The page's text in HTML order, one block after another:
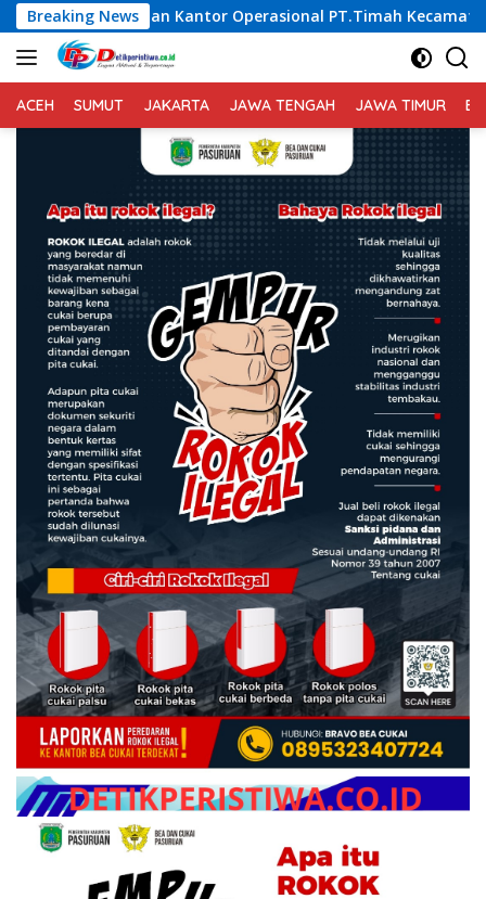
Langsung
ke
konten
Breaking News
Operasional PT.Timah Kecamatan Gantung. Saka
ACEH SUMUT JAKARTA JAWA TENGAH JAWA TIMUR